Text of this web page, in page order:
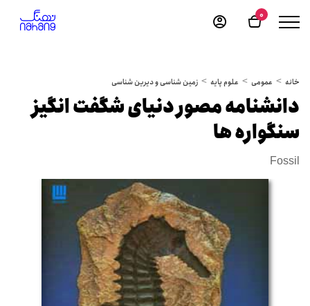
0
خانه عمومی علوم پایه زمین شناسی و دیرین شناسی
دانشنامه مصور دنیای شگفت انگیز
سنگواره ها
Fossil